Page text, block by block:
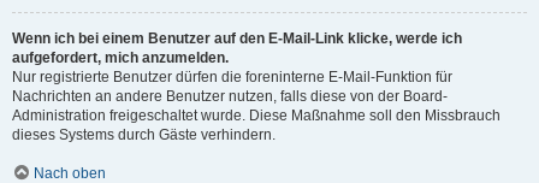
Wenn ich bei einem Benutzer auf den E-Mail-Link klicke, werde ich
aufgefordert, mich anzumelden.
Nur registrierte Benutzer dürfen die foreninterne E-Mail-Funktion für
Nachrichten an andere Benutzer nutzen, falls diese von der Board-
Administration freigeschaltet wurde. Diese Maßnahme soll den Missbrauch
dieses Systems durch Gäste verhindern.
Nach oben